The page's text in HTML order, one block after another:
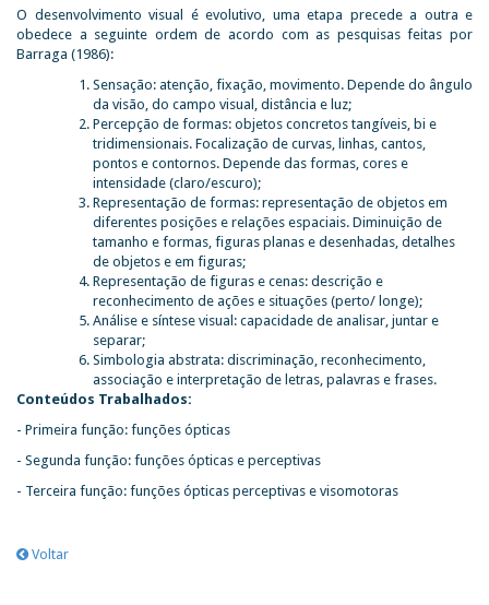
O desenvolvimento visual é evolutivo, uma etapa precede a outra e
obedece a seguinte ordem de acordo com as pesquisas feitas por
Barraga (1986):
Sensação: atenção, fixação, movimento. Depende do ângulo
da visão, do campo visual, distância e luz;
Percepção de formas: objetos concretos tangíveis, bi e
tridimensionais. Focalização de curvas, linhas, cantos,
pontos e contornos. Depende das formas, cores e
intensidade (claro/escuro);
Representação de formas: representação de objetos em
diferentes posições e relações espaciais. Diminuição de
tamanho e formas, figuras planas e desenhadas, detalhes
de objetos e em figuras;
Representação de figuras e cenas: descrição e
reconhecimento de ações e situações (perto/ longe);
Análise e síntese visual: capacidade de analisar, juntar e
separar;
Simbologia abstrata: discriminação, reconhecimento,
associação e interpretação de letras, palavras e frases.
Conteúdos Trabalhados:
- Primeira função: funções ópticas
- Segunda função: funções ópticas e perceptivas
- Terceira função: funções ópticas perceptivas e visomotoras
Voltar